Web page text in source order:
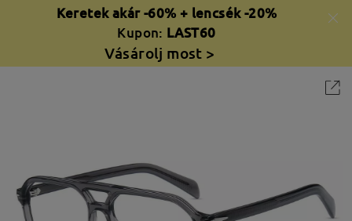
Keretek akár -60% + lencsék -20%
Kupon: LAST60
Vásárolj most >